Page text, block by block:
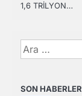
1,6 TRİLYON…
Arama:
SON HABERLER